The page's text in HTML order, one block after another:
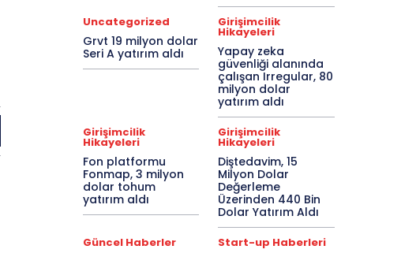
Uncategorized
Grvt 19 milyon dolar
Seri A yatırım aldı
Girişimcilik
Hikayeleri
Yapay zeka
güvenliği alanında
çalışan Irregular, 80
milyon dolar
yatırım aldı
Girişimcilik
Hikayeleri
Fon platformu
Fonmap, 3 milyon
dolar tohum
yatırım aldı
Girişimcilik
Hikayeleri
Diştedavim, 15
Milyon Dolar
Değerleme
Üzerinden 440 Bin
Dolar Yatırım Aldı
Güncel Haberler Start-up Haberleri